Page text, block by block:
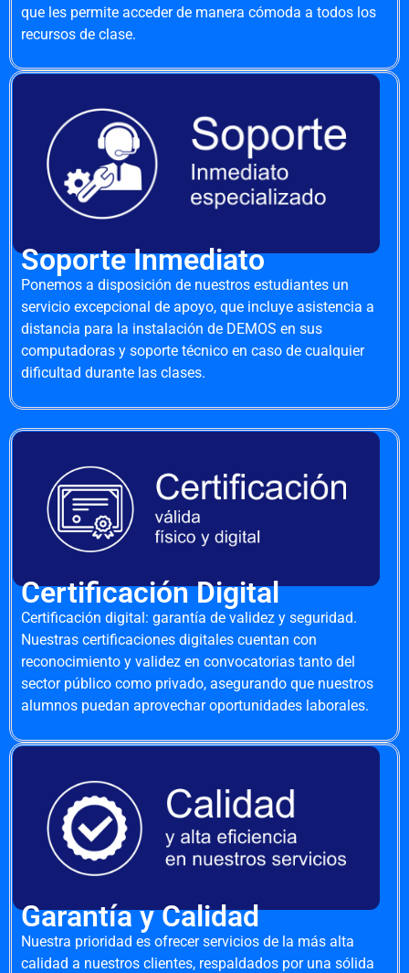
que les permite acceder de manera cómoda a todos los
recursos de clase.
Soporte Inmediato
Ponemos a disposición de nuestros estudiantes un
servicio excepcional de apoyo, que incluye asistencia a
distancia para la instalación de DEMOS en sus
computadoras y soporte técnico en caso de cualquier
dificultad durante las clases.
Certificación Digital
Certificación digital: garantía de validez y seguridad.
Nuestras certificaciones digitales cuentan con
reconocimiento y validez en convocatorias tanto del
sector público como privado, asegurando que nuestros
alumnos puedan aprovechar oportunidades laborales.
Garantía y Calidad
Nuestra prioridad es ofrecer servicios de la más alta
calidad a nuestros clientes, respaldados por una sólida